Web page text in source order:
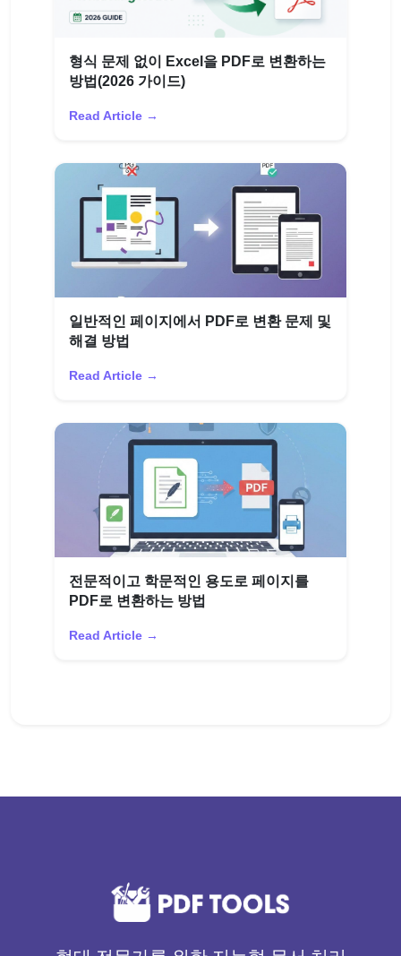
형식 문제 없이 Excel을 PDF로 변환하는
방법(2026 가이드)
Read Article →
일반적인 페이지에서 PDF로 변환 문제 및
해결 방법
Read Article →
전문적이고 학문적인 용도로 페이지를
PDF로 변환하는 방법
Read Article →